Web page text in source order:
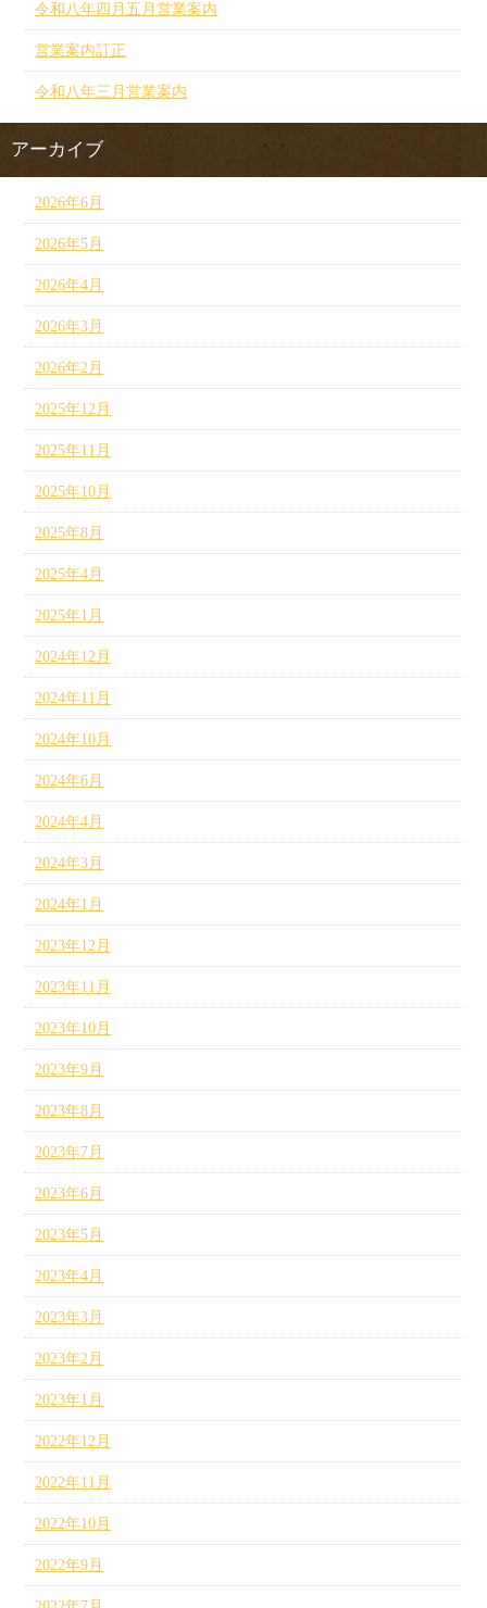
令和八年四月五月営業案内
営業案内訂正
令和八年三月営業案内
アーカイブ
2026年6月
2026年5月
2026年4月
2026年3月
2026年2月
2025年12月
2025年11月
2025年10月
2025年8月
2025年4月
2025年1月
2024年12月
2024年11月
2024年10月
2024年6月
2024年4月
2024年3月
2024年1月
2023年12月
2023年11月
2023年10月
2023年9月
2023年8月
2023年7月
2023年6月
2023年5月
2023年4月
2023年3月
2023年2月
2023年1月
2022年12月
2022年11月
2022年10月
2022年9月